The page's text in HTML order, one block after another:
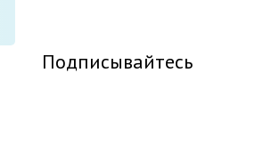
Подписывайтесь